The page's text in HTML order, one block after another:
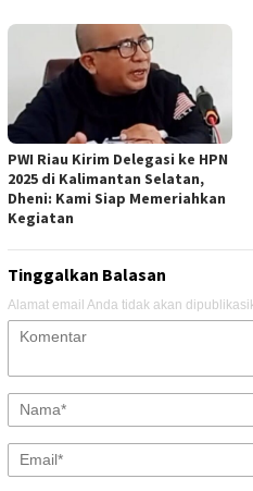
PWI Riau Kirim Delegasi ke HPN
2025 di Kalimantan Selatan,
Dheni: Kami Siap Memeriahkan
Kegiatan
Tinggalkan Balasan
Alamat email Anda tidak akan